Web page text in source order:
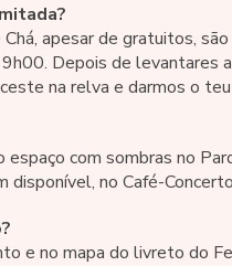
apesar de gratuitos,
Depois de levantares
na relva e darmos o
com sombras no
no Café-
e no mapa do livreto do